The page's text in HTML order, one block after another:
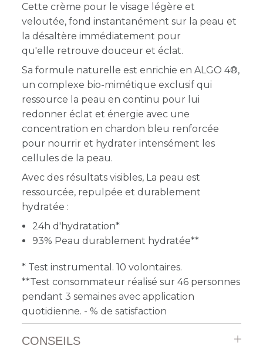
Cette crème pour le visage légère et
veloutée, fond instantanément sur la peau et
la désaltère immédiatement pour
qu'elle retrouve douceur et éclat.
Sa formule naturelle est enrichie en ALGO 4®,
un complexe bio-mimétique exclusif qui
ressource la peau en continu pour lui
redonner éclat et énergie avec une
concentration en chardon bleu renforcée
pour nourrir et hydrater intensément les
cellules de la peau.
Avec des résultats visibles, La peau est
ressourcée, repulpée et durablement
hydratée :
24h d'hydratation*
93% Peau durablement hydratée**
* Test instrumental. 10 volontaires.
**Test consommateur réalisé sur 46 personnes
pendant 3 semaines avec application
quotidienne. - % de satisfaction
CONSEILS